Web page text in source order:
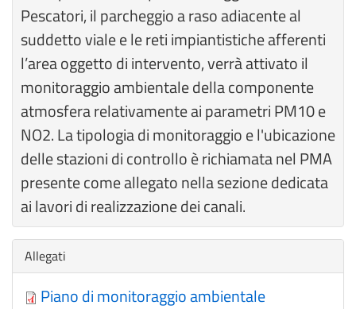
Pescatori, il parcheggio a raso adiacente al
suddetto viale e le reti impiantistiche afferenti
l’area oggetto di intervento, verrà attivato il
monitoraggio ambientale della componente
atmosfera relativamente ai parametri PM10 e
NO2. La tipologia di monitoraggio e l'ubicazione
delle stazioni di controllo è richiamata nel PMA
presente come allegato nella sezione dedicata
ai lavori di realizzazione dei canali.
Nascondi
Allegati
Piano di monitoraggio ambientale